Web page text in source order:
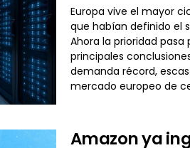
Europa vive el mayor
que habían definido el
Ahora la prioridad
principales
demanda récord,
mercado europeo de
Amazon ya